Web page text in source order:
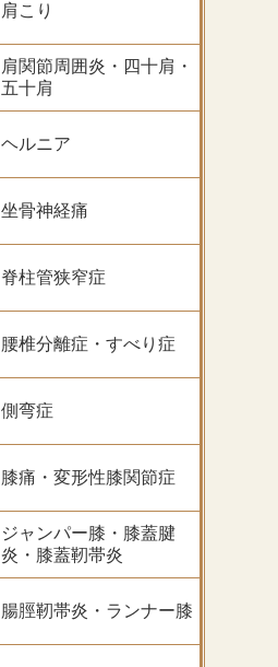
肩こり
肩関節周囲炎・四十肩・
五十肩
ヘルニア
坐骨神経痛
脊柱管狭窄症
腰椎分離症・すべり症
側弯症
膝痛・変形性膝関節症
ジャンパー膝・膝蓋腱
炎・膝蓋靭帯炎
腸脛靭帯炎・ランナー膝